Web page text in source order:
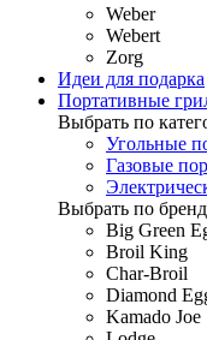
Weber
Webert
Zorg
Идеи для подарка
Портативные
Выбрать по
Угольные
Газовые
Выбрать по
Big Green
Broil King
Char-Broil
Diamond
Kamado Joe